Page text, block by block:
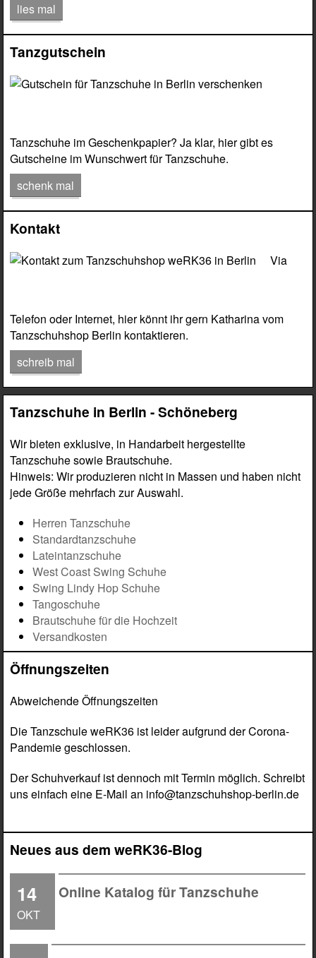
lies mal
Tanzgutschein
Tanzschuhe im Geschenkpapier? Ja klar, hier gibt es
Gutscheine im Wunschwert für Tanzschuhe.
schenk mal
Kontakt
Via
Telefon oder Internet, hier könnt ihr gern Katharina vom
Tanzschuhshop Berlin kontaktieren.
schreib mal
Tanzschuhe in Berlin - Schöneberg
Wir bieten exklusive, in Handarbeit hergestellte
Tanzschuhe sowie Brautschuhe.
Hinweis: Wir produzieren nicht in Massen und haben nicht
jede Größe mehrfach zur Auswahl.
Herren Tanzschuhe
Standardtanzschuhe
Lateintanzschuhe
West Coast Swing Schuhe
Swing Lindy Hop Schuhe
Tangoschuhe
Brautschuhe für die Hochzeit
Versandkosten
Öffnungszeiten
Abweichende Öffnungszeiten
Die Tanzschule weRK36 ist leider aufgrund der Corona-
Pandemie geschlossen.
Der Schuhverkauf ist dennoch mit Termin möglich. Schreibt
uns einfach eine E-Mail an info@tanzschuhshop-berlin.de
Neues aus dem weRK36-Blog
14
OKT
Online Katalog für Tanzschuhe